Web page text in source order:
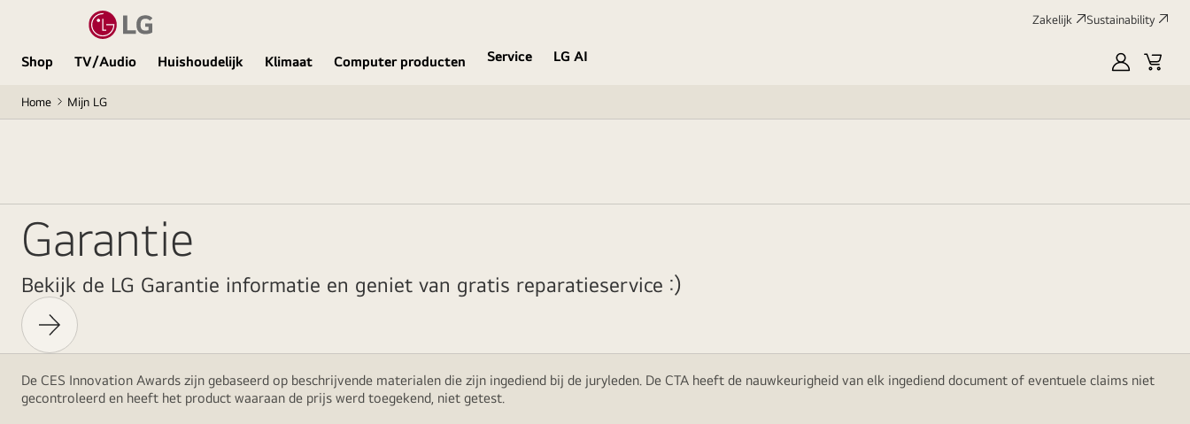
Zakelijk Sustainability
Shop TV/Audio Huishoudelijk Klimaat Computer producten Service
LG AI
myLG
Home Mijn LG
Garantie
Bekijk de LG Garantie informatie en geniet van gratis reparatieservice :)
De CES Innovation Awards zijn gebaseerd op beschrijvende materialen die zijn ingediend bij de juryleden. De CTA heeft de nauwkeurigheid van elk ingediend document of eventuele claims niet
gecontroleerd en heeft het product waaraan de prijs werd toegekend, niet getest.